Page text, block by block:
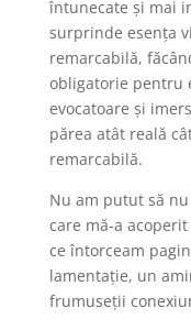
întunecate și mai
surprinde esența
remarcabilă,
obligatorie pentru
evocatoare și
părea atât reală
remarcabilă.
Nu am putut să
care mă-a
ce întorceam
lamentație, un
frumuseții